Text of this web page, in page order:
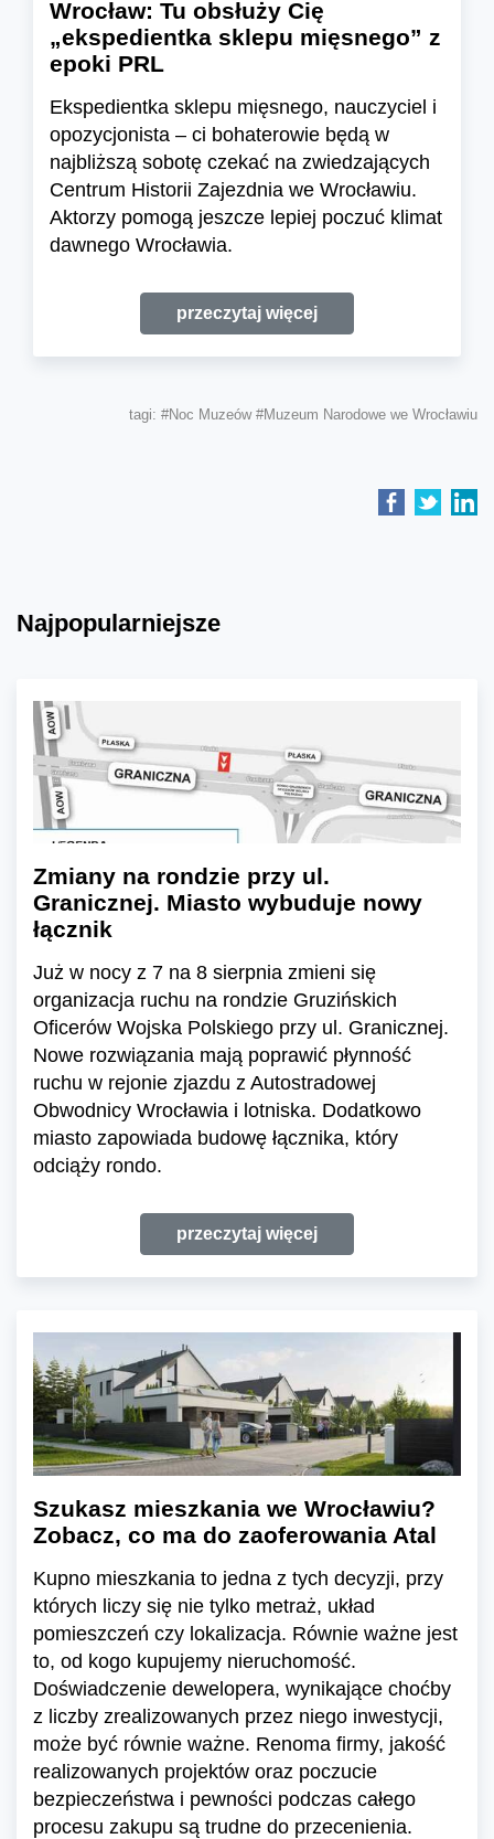
Wrocław: Tu obsłuży Cię
„ekspedientka sklepu mięsnego” z
epoki PRL
Ekspedientka sklepu mięsnego, nauczyciel i
opozycjonista – ci bohaterowie będą w
najbliższą sobotę czekać na zwiedzających
Centrum Historii Zajezdnia we Wrocławiu.
Aktorzy pomogą jeszcze lepiej poczuć klimat
dawnego Wrocławia.
przeczytaj więcej
tagi: #Noc Muzeów #Muzeum Narodowe we Wrocławiu
Najpopularniejsze
Zmiany na rondzie przy ul.
Granicznej. Miasto wybuduje nowy
łącznik
Już w nocy z 7 na 8 sierpnia zmieni się
organizacja ruchu na rondzie Gruzińskich
Oficerów Wojska Polskiego przy ul. Granicznej.
Nowe rozwiązania mają poprawić płynność
ruchu w rejonie zjazdu z Autostradowej
Obwodnicy Wrocławia i lotniska. Dodatkowo
miasto zapowiada budowę łącznika, który
odciąży rondo.
przeczytaj więcej
Szukasz mieszkania we Wrocławiu?
Zobacz, co ma do zaoferowania Atal
Kupno mieszkania to jedna z tych decyzji, przy
których liczy się nie tylko metraż, układ
pomieszczeń czy lokalizacja. Równie ważne jest
to, od kogo kupujemy nieruchomość.
Doświadczenie dewelopera, wynikające choćby
z liczby zrealizowanych przez niego inwestycji,
może być równie ważne. Renoma firmy, jakość
realizowanych projektów oraz poczucie
bezpieczeństwa i pewności podczas całego
procesu zakupu są trudne do przecenienia.